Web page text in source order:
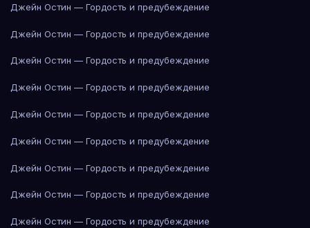
Джейн Остин — Гордость и предубеждение
Джейн Остин — Гордость и предубеждение
Джейн Остин — Гордость и предубеждение
Джейн Остин — Гордость и предубеждение
Джейн Остин — Гордость и предубеждение
Джейн Остин — Гордость и предубеждение
Джейн Остин — Гордость и предубеждение
Джейн Остин — Гордость и предубеждение
Джейн Остин — Гордость и предубеждение